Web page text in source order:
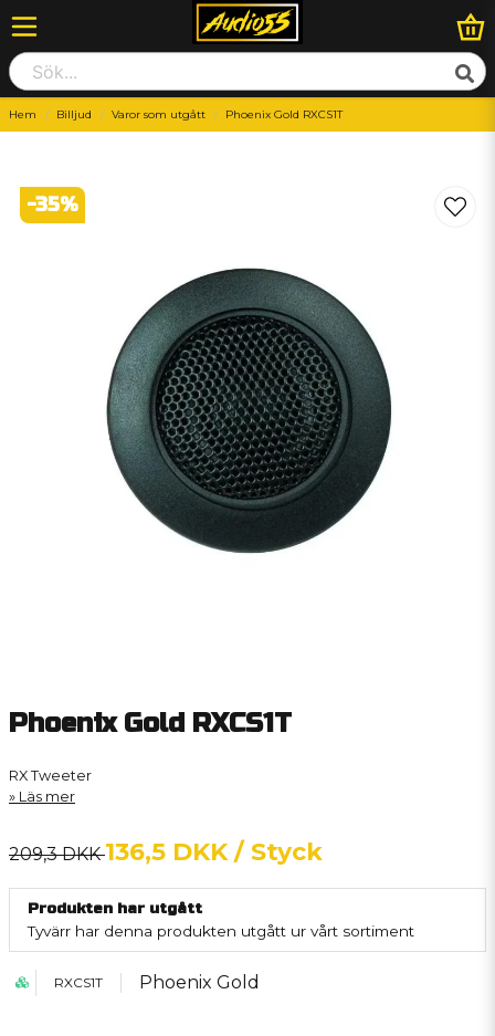
Hem Billjud Varor som utgått Phoenix Gold RXCS1T
-35%
Phoenix Gold RXCS1T
RX Tweeter
Läs mer
209,3 DKK136,5 DKK / Styck
Produkten har utgått
Tyvärr har denna produkten utgått ur vårt sortiment
RXCS1T Phoenix Gold